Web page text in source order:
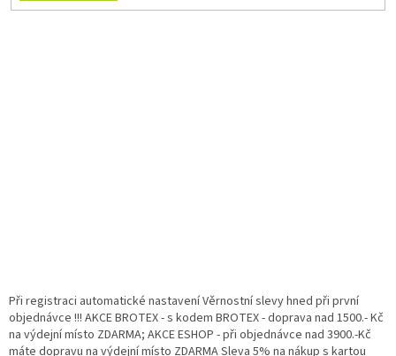
Při registraci automatické nastavení Věrnostní slevy hned při první
objednávce !!! AKCE BROTEX - s kodem BROTEX - doprava nad 1500.- Kč
na výdejní místo ZDARMA; AKCE ESHOP - při objednávce nad 3900.-Kč
máte dopravu na výdejní místo ZDARMA Sleva 5% na nákup s kartou